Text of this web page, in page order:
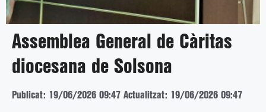
Assemblea General de Càritas
diocesana de Solsona
Publicat: 19/06/2026 09:47 Actualitzat: 19/06/2026 09:47